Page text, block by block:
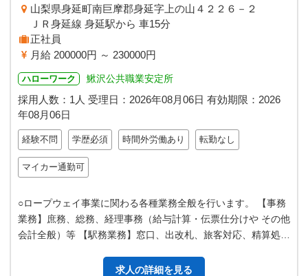
山梨県身延町南巨摩郡身延字上の山４２２６－２
ＪＲ身延線 身延駅から 車15分
正社員
月給 200000円 ～ 230000円
ハローワーク 鰍沢公共職業安定所
採用人数：1人 受理日： 2026年08月06日 有効期限： 2026
年08月06日
経験不問 学歴必須 時間外労働あり 転勤なし
マイカー通勤可
○ロープウェイ事業に関わる各種業務全般を行います。 【事務
業務】庶務、総務、経理事務（給与計算・伝票仕分けや その他
会計全般）等 【駅務業務】窓口、出改札、旅客対応、精算処
求人の詳細を見る